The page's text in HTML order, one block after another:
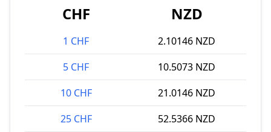
CHF NZD
1 CHF
2.10146 NZD
5 CHF
10.5073 NZD
10 CHF
21.0146 NZD
25 CHF
52.5366 NZD